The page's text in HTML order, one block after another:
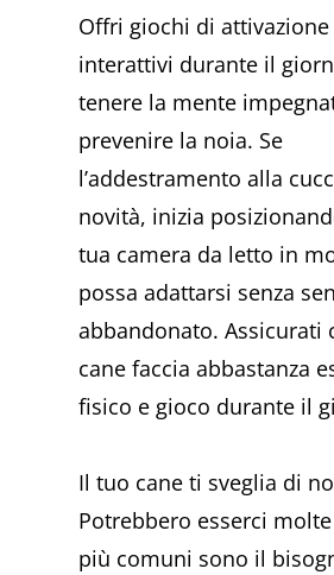
Offri giochi di
interattivi durante il
tenere la mente
prevenire la noia. Se
l’addestramento alla
novità, inizia
tua camera da letto in
possa adattarsi senza
abbandonato. Assicurati
cane faccia abbastanza
fisico e gioco durante il
Il tuo cane ti sveglia di
Potrebbero esserci
più comuni sono il